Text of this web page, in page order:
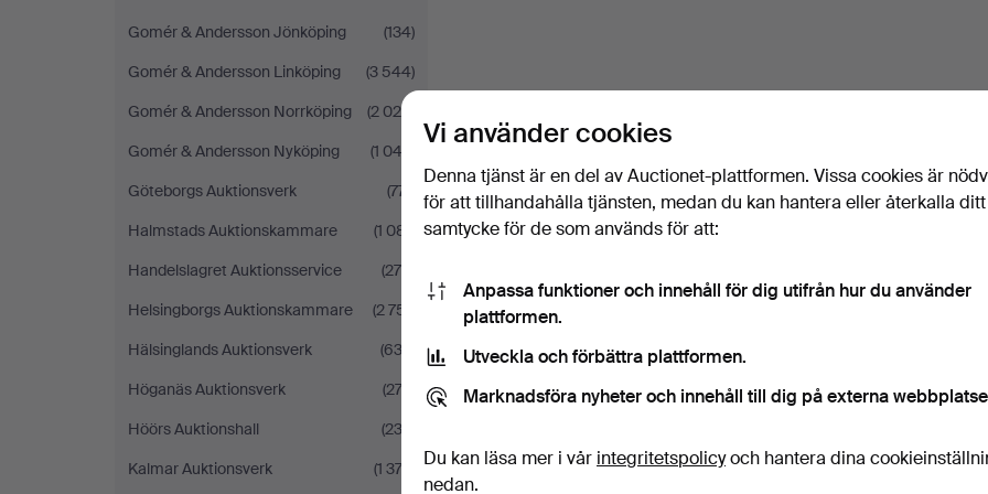
Gomér & Andersson Jönköping
(134)
Gomér & Andersson Linköping
(3 544)
Gomér & Andersson Norrköping
(2 026)
Gomér & Andersson Nyköping
(1 042)
Göteborgs Auktionsverk
(771)
Halmstads Auktionskammare
(1 081)
Handelslagret Auktionsservice
(279)
Helsingborgs Auktionskammare
(2 751)
Hälsinglands Auktionsverk
(633)
Höganäs Auktionsverk
(272)
Höörs Auktionshall
(232)
Kalmar Auktionsverk
(1 374)
Vi använder cookies
Denna tjänst är en del av Auctionet-plattformen. Vissa cookies är
för att tillhandahålla tjänsten, medan du kan hantera eller återkalla ditt
samtycke för de som används för att:
Anpassa funktioner och innehåll för dig utifrån hur du använder
plattformen.
Utveckla och förbättra plattformen.
Marknadsföra nyheter och innehåll till dig på externa
Du kan läsa mer i vår integritetspolicyoch hantera dina
nedan.